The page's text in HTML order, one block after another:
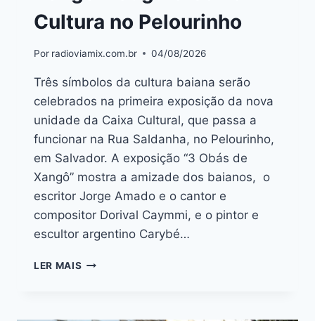
Cultura no Pelourinho
Por radioviamix.com.br 04/08/2026
Três símbolos da cultura baiana serão
celebrados na primeira exposição da nova
unidade da Caixa Cultural, que passa a
funcionar na Rua Saldanha, no Pelourinho,
em Salvador. A exposição “3 Obás de
Xangô” mostra a amizade dos baianos, o
escritor Jorge Amado e o cantor e
compositor Dorival Caymmi, e o pintor e
escultor argentino Carybé…
LER MAIS